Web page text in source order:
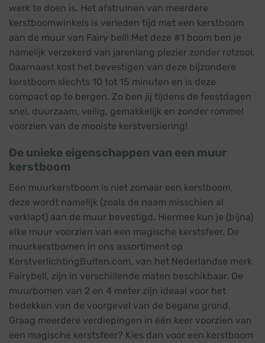
werk te doen is. Het afstruinen van meerdere
kerstboomwinkels is verleden tijd met een kerstboom
aan de muur van Fairy bell! Met deze #1 boom ben je
namelijk verzekerd van jarenlang plezier zonder rotzooi.
Daarnaast kost het bevestigen van deze bijzondere
kerstboom slechts 10 tot 15 minuten en is deze
compact op te bergen. Zo ben jij tijdens de feestdagen
snel, duurzaam, veilig, gemakkelijk en zonder rommel
voorzien van de mooiste kerstversiering!
De unieke eigenschappen van een muur
kerstboom
Een muurkerstboom is niet zomaar een kerstboom,
deze wordt namelijk (zoals de naam misschien al
verklapt) aan de muur bevestigd. Hiermee kun je (bijna)
elke muur voorzien van een magische kerstsfeer. De
muurkerstbomen in ons assortiment op
KerstverlichtingBuiten.com, van het Nederlandse merk
Fairybell, zijn in verschillende maten beschikbaar. De
muurbomen van 2 en 4 meter zijn ideaal voor het
bedekken van de voorgevel van de begane grond.
Graag meerdere verdiepingen in één keer voorzien van
een magische kerstsfeer? Kies dan voor een kerstboom